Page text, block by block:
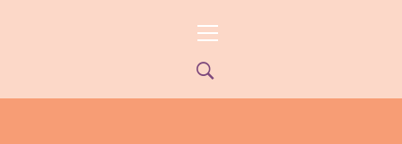
principal